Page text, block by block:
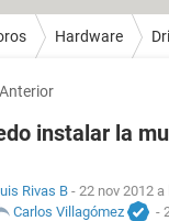
Hardware
instalar la
Rivas B - 22 nov 2012 a
Carlos Villagómez
-